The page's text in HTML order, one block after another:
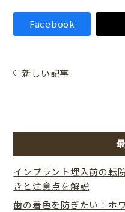
Facebook
新しい記事
インプラント埋入前の転
きと注意点を解説
歯の着色を防ぎたい！ホ